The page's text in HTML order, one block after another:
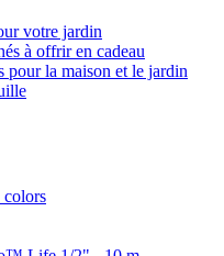
votre jardin
à offrir en cadeau
pour la maison et le jardin